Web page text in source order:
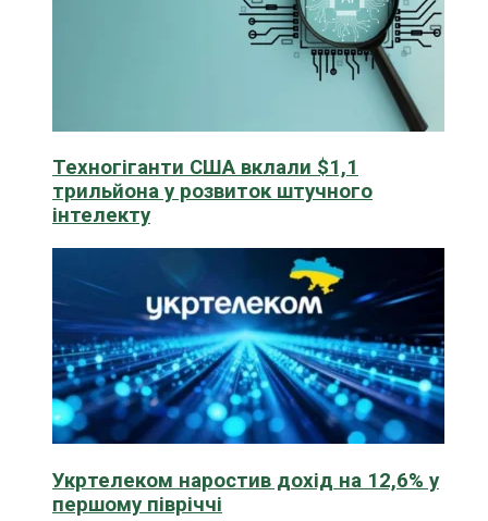
Техногіганти США вклали $1,1
трильйона у розвиток штучного
інтелекту
Укртелеком наростив дохід на 12,6% у
першому півріччі